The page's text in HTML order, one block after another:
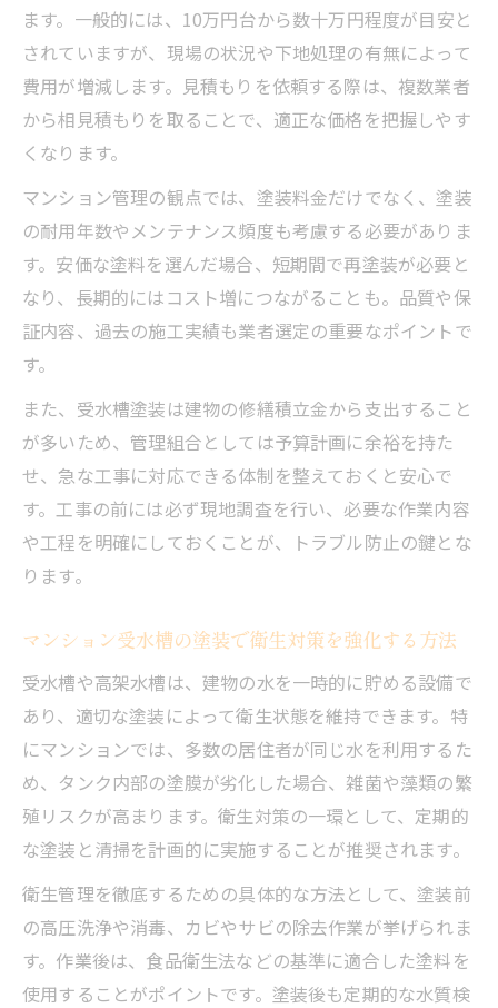
ます。一般的には、10万円台から数十万円程度が目安と
されていますが、現場の状況や下地処理の有無によって
費用が増減します。見積もりを依頼する際は、複数業者
から相見積もりを取ることで、適正な価格を把握しやす
くなります。
マンション管理の観点では、塗装料金だけでなく、塗装
の耐用年数やメンテナンス頻度も考慮する必要がありま
す。安価な塗料を選んだ場合、短期間で再塗装が必要と
なり、長期的にはコスト増につながることも。品質や保
証内容、過去の施工実績も業者選定の重要なポイントで
す。
また、受水槽塗装は建物の修繕積立金から支出すること
が多いため、管理組合としては予算計画に余裕を持た
せ、急な工事に対応できる体制を整えておくと安心で
す。工事の前には必ず現地調査を行い、必要な作業内容
や工程を明確にしておくことが、トラブル防止の鍵とな
ります。
マンション受水槽の塗装で衛生対策を強化する方法
受水槽や高架水槽は、建物の水を一時的に貯める設備で
あり、適切な塗装によって衛生状態を維持できます。特
にマンションでは、多数の居住者が同じ水を利用するた
め、タンク内部の塗膜が劣化した場合、雑菌や藻類の繁
殖リスクが高まります。衛生対策の一環として、定期的
な塗装と清掃を計画的に実施することが推奨されます。
衛生管理を徹底するための具体的な方法として、塗装前
の高圧洗浄や消毒、カビやサビの除去作業が挙げられま
す。作業後は、食品衛生法などの基準に適合した塗料を
使用することがポイントです。塗装後も定期的な水質検